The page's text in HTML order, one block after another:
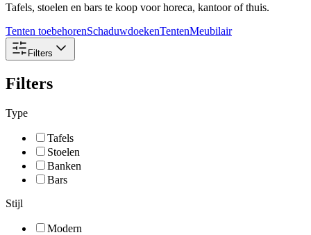
Tafels, stoelen en bars te koop voor horeca, kantoor of thuis.
Tenten toebehorenSchaduwdoekenTentenMeubilair
Filters
Filters
Type
Tafels
Stoelen
Banken
Bars
Stijl
Modern